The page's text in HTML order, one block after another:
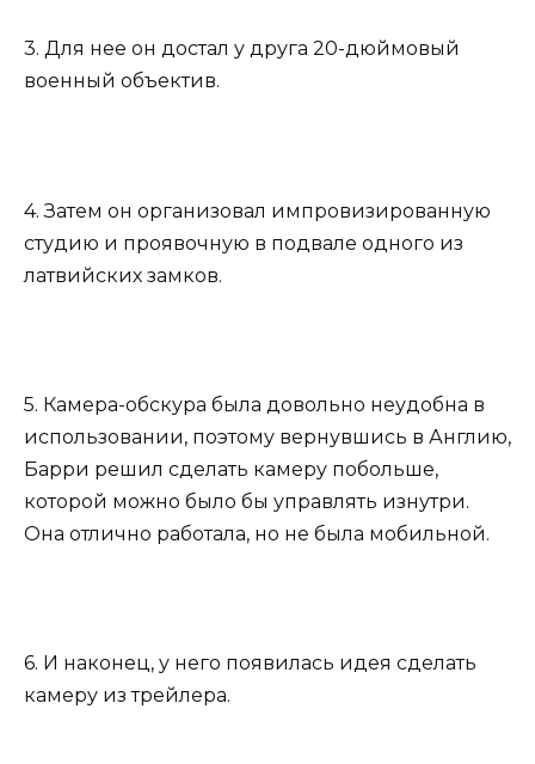
3. Для нее он достал у друга 20-дюймовый
военный объектив.
4. Затем он организовал импровизированную
студию и проявочную в подвале одного из
латвийских замков.
5. Камера-обскура была довольно неудобна в
использовании, поэтому вернувшись в Англию,
Барри решил сделать камеру побольше,
которой можно было бы управлять изнутри.
Она отлично работала, но не была мобильной.
6. И наконец, у него появилась идея сделать
камеру из трейлера.